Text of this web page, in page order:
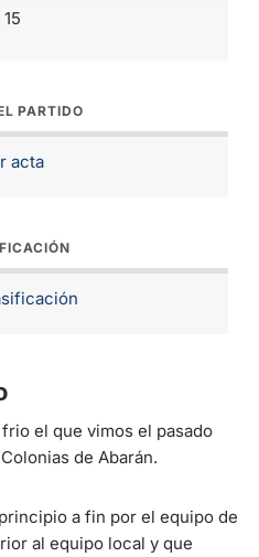
15
PARTIDO
acta
el que vimos el pasado
de Abarán.
a fin por el equipo de
al equipo local y que